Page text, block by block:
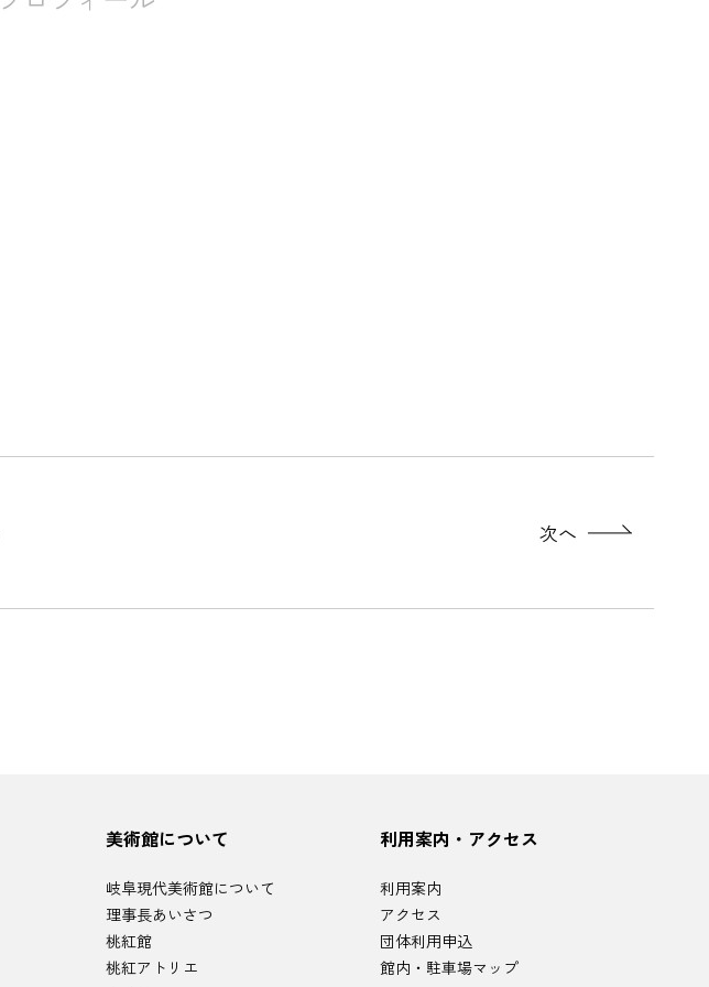
次へ
美術館について
岐阜現代美術館について
理事長あいさつ
桃紅館
桃紅アトリエ
利用案内・アクセス
利用案内
アクセス
団体利用申込
館内・駐車場マップ